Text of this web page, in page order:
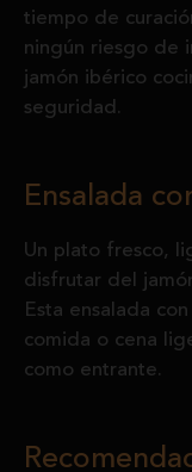
tiempo de
ningún riesgo de
jamón ibérico
seguridad.
Ensalada
Un plato fresco,
disfrutar del
Esta ensalada
comida o cena
como entrante.